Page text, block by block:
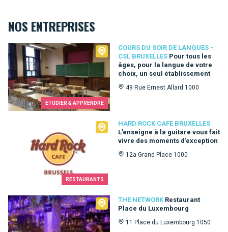
NOS ENTREPRISES
ETUDIER & APPRENDRE
COURS DU SOIR DE LANGUES -
CSL BRUXELLES Pour tous les
âges, pour la langue de votre
choix, un seul établissement
49 Rue Ernest Allard 1000
Cours du Soir de Langues - CSL Bruxelles
RESTAURANTS
HARD ROCK CAFE BRUXELLES
L’enseigne à la guitare vous fait
vivre des moments d’exception
12a Grand Place 1000
Hard Rock Cafe Bruxelles
THE NETWORK Restaurant
Place du Luxembourg
11 Place du Luxembourg 1050
The Network